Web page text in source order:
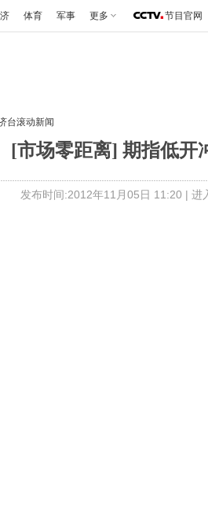
体育 军事 更多 节目官网
台滚动新闻
[市场零距离] 期指低开
发布时间:2012年11月05日 11:20 | 进